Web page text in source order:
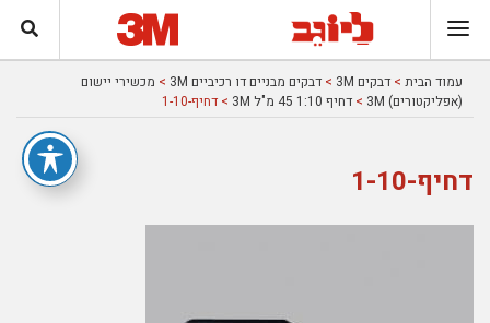
עמוד הבית > דבקים 3M > דבקים מבניים דו רכיביים 3M > מכשירי יישום
(אפליקטורים) 3M
> דחיף 1:10 45 מ"ל 3M > דחיף-1-10
דחיף-1-10